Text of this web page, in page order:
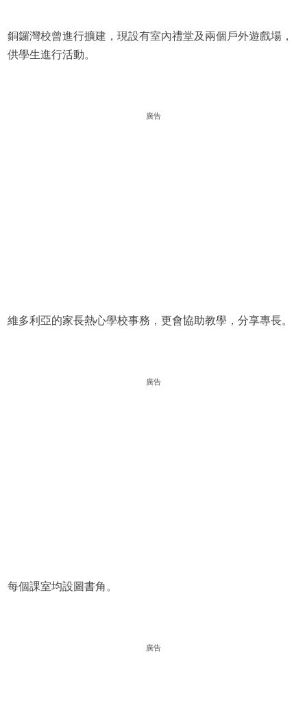
銅鑼灣校曾進行擴建，現設有室內禮堂及兩個戶外遊戲場，
供學生進行活動。
廣告
維多利亞的家長熱心學校事務，更會協助教學，分享專長。
廣告
每個課室均設圖書角。
廣告